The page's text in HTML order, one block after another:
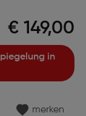
€ 149,00
merken